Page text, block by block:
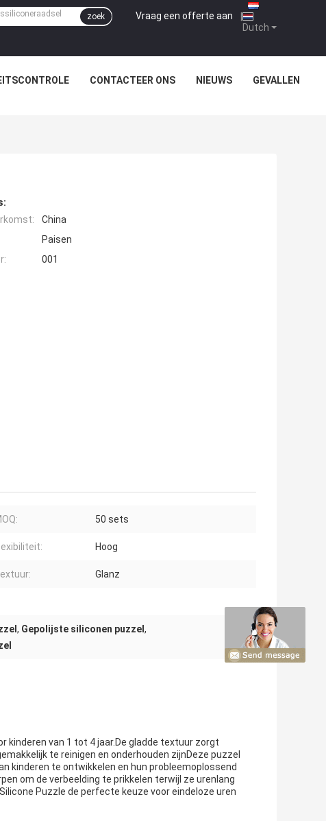
Dutch
Vraag een offerte aan |
zoek
CONTACTEER ONS NIEUWS GEVALLEN
China
Paisen
001
50 sets
Hoog
Glanz
, Gepolijste siliconen puzzel ,
kinderen van 1 tot 4 jaar.De gladde textuur zorgt
te reinigen en onderhouden zijnDeze puzzel
kinderen te ontwikkelen en hun probleemoplossend
om de verbeelding te prikkelen terwijl ze urenlang
Puzzle de perfecte keuze voor eindeloze uren